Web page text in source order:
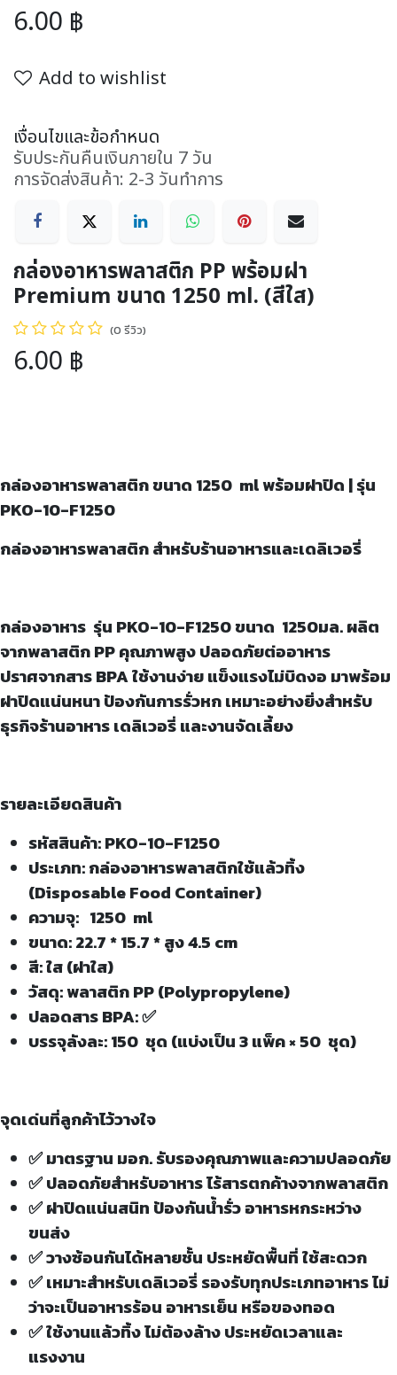
6.00 ฿
Add to wishlist
เงื่อนไขและข้อกำหนด
รับประกันคืนเงินภายใน 7 วัน
การจัดส่งสินค้า: 2-3 วันทำการ
กล่องอาหารพลาสติก PP พร้อมฝา
Premium ขนาด 1250 ml. (สีใส)
(0 รีวิว)
6.00 ฿
กล่องอาหารพลาสติก ขนาด 1250 ml พร้อมฝาปิด | รุ่น
PKO-10-F1250
กล่องอาหารพลาสติก สำหรับร้านอาหารและเดลิเวอรี่
กล่องอาหาร รุ่น PKO-10-F1250 ขนาด 1250มล. ผลิต
จากพลาสติก PP คุณภาพสูง ปลอดภัยต่ออาหาร
ปราศจากสาร BPA ใช้งานง่าย แข็งแรงไม่บิดงอ มาพร้อม
ฝาปิดแน่นหนา ป้องกันการรั่วหก เหมาะอย่างยิ่งสำหรับ
ธุรกิจร้านอาหาร เดลิเวอรี่ และงานจัดเลี้ยง
รายละเอียดสินค้า
รหัสสินค้า: PKO-10-F1250
ประเภท: กล่องอาหารพลาสติกใช้แล้วทิ้ง
(Disposable Food Container)
ความจุ: 1250 ml
ขนาด: 22.7 * 15.7 * สูง 4.5 cm
สี: ใส (ฝาใส)
วัสดุ: พลาสติก PP (Polypropylene)
ปลอดสาร BPA: ✅
บรรจุลังละ: 150 ชุด (แบ่งเป็น 3 แพ็ค × 50 ชุด)
จุดเด่นที่ลูกค้าไว้วางใจ
✅ มาตรฐาน มอก. รับรองคุณภาพและความปลอดภัย
✅ ปลอดภัยสำหรับอาหาร ไร้สารตกค้างจากพลาสติก
✅ ฝาปิดแน่นสนิท ป้องกันน้ำรั่ว อาหารหกระหว่าง
ขนส่ง
✅ วางซ้อนกันได้หลายชั้น ประหยัดพื้นที่ ใช้สะดวก
✅ เหมาะสำหรับเดลิเวอรี่ รองรับทุกประเภทอาหาร ไม่
ว่าจะเป็นอาหารร้อน อาหารเย็น หรือของทอด
✅ ใช้งานแล้วทิ้ง ไม่ต้องล้าง ประหยัดเวลาและ
แรงงาน